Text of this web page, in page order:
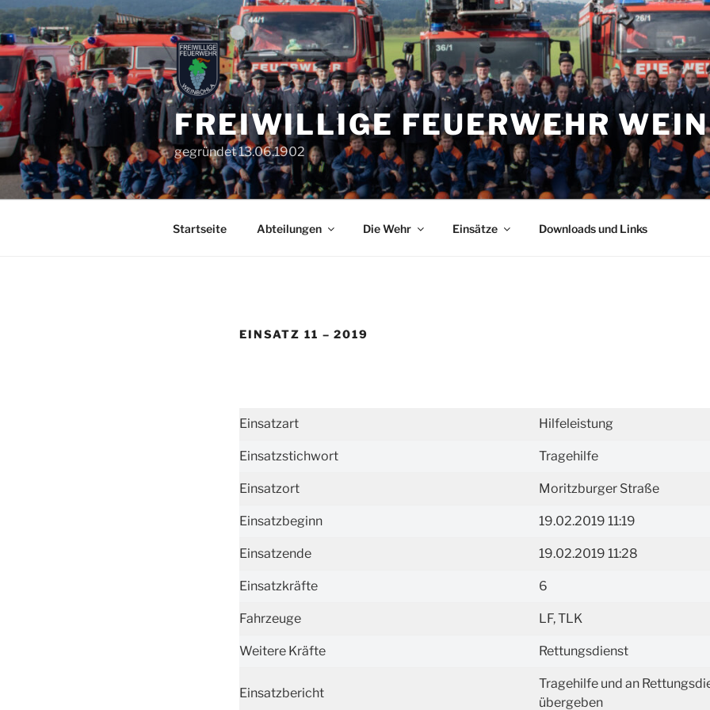
Zum
Inhalt
springen
FREIWILLIGE FEUERWEHR
gegründet 13.06.1902
Startseite Abteilungen Die Wehr Einsätze Downloads und Links
EINSATZ 11 – 2019
Einsatzart Hilfeleistung
Einsatzstichwort Tragehilfe
Einsatzort Moritzburger Straße
Einsatzbeginn 19.02.2019 11:19
Einsatzende 19.02.2019 11:28
Einsatzkräfte 6
Fahrzeuge LF, TLK
Weitere Kräfte Rettungsdienst
Einsatzbericht
Tragehilfe und an
übergeben